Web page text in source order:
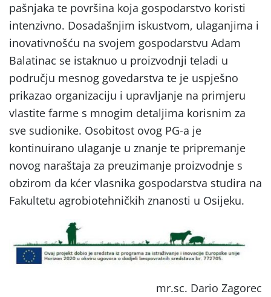
pašnjaka te površina koja gospodarstvo koristi
intenzivno. Dosadašnjim iskustvom, ulaganjima i
inovativnošću na svojem gospodarstvu Adam
Balatinac se istaknuo u proizvodnji teladi u
području mesnog govedarstva te je uspješno
prikazao organizaciju i upravljanje na primjeru
vlastite farme s mnogim detaljima korisnim za
sve sudionike. Osobitost ovog PG-a je
kontinuirano ulaganje u znanje te pripremanje
novog naraštaja za preuzimanje proizvodnje s
obzirom da kćer vlasnika gospodarstva studira na
Fakultetu agrobiotehničkih znanosti u Osijeku.
mr.sc. Dario Zagorec